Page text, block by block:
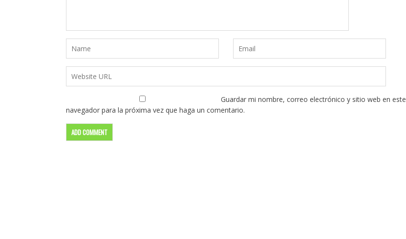
Guardar mi nombre, correo electrónico y sitio web en este
navegador para la próxima vez que haga un comentario.